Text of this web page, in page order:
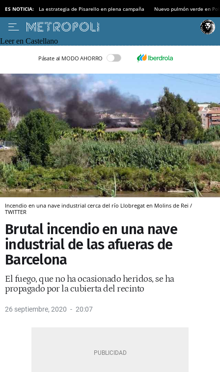
ES NOTICIA: La estrategia de Pisarello en plena campaña Nuevo pulmón verde en
Leer en Castellano
Pásate al MODO AHORRO
Incendio en una nave industrial cerca del río Llobregat en Molins de Rei /
TWITTER
Brutal incendio en una nave
industrial de las afueras de
Barcelona
El fuego, que no ha ocasionado heridos, se ha
propagado por la cubierta del recinto
26 septiembre, 2020 20:07